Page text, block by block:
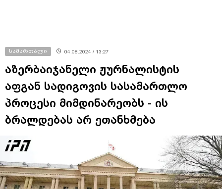
სამართალი 04.08.2024 / 13:27
აზერბაიჯანელი ჟურნალისტის
აფგან სადიგოვის სასამართლო
პროცესი მიმდინარეობს - ის
ბრალდებას არ ეთანხმება